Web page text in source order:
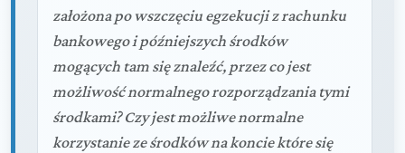
założona po wszczęciu egzekucji z rachunku
bankowego i późniejszych środków
mogących tam się znaleźć, przez co jest
możliwość normalnego rozporządzania tymi
środkami? Czy jest możliwe normalne
korzystanie ze środków na koncie które się